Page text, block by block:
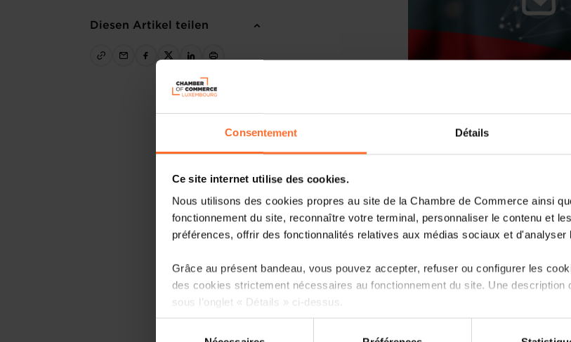
Consentement Détails
Ce site internet utilise des cookies.
Nous utilisons des cookies propres au site de la Chambre de Commerce ainsi
fonctionnement du site, reconnaître votre terminal, personnaliser le contenu et
préférences, offrir des fonctionnalités relatives aux médias sociaux et
Grâce au présent bandeau, vous pouvez accepter, refuser ou configurer les
des cookies strictement nécessaires au fonctionnement du site. Une
sous l’onglet « Détails » ci-dessus.
Il est précisé que la navigation sur le site et certaines fonctionnalités (ex :
Diesen Artikel teilen
Face aux mutations
l’ADEM lancent le
Skills-
prévisionnelle de l’emploi
juin 2025
L’objectif du Skills-Plang
l’emploi, de renforcer
grâce à des actions ciblées
Pour accompagner les
compétences,